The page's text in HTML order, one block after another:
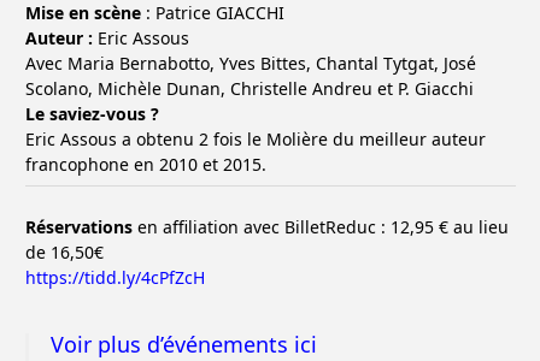
Mise en scène : Patrice GIACCHI
Auteur : Eric Assous
Avec Maria Bernabotto, Yves Bittes, Chantal Tytgat, José
Scolano, Michèle Dunan, Christelle Andreu et P. Giacchi
Le saviez-vous ?
Eric Assous a obtenu 2 fois le Molière du meilleur auteur
francophone en 2010 et 2015.
Réservations en affiliation avec BilletReduc : 12,95 € au lieu
de 16,50€
https://tidd.ly/4cPfZcH
Voir plus d’événements ici